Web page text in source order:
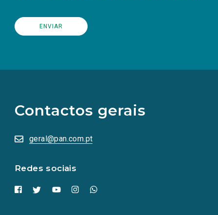
Contactos gerais
geral@pan.com.pt
Redes sociais
redes
sociais
numa
nova